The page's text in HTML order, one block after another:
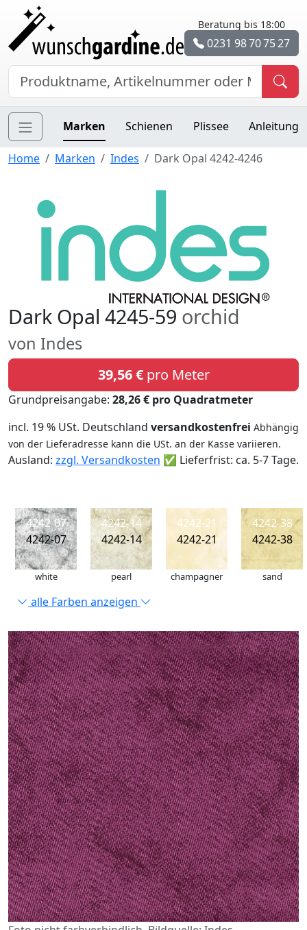
Beratung bis 18:00
0231 98 70 75 27
Marken Schienen Plissee Anleitung
Home Marken Indes Dark Opal 4242-4246
Dark Opal 4245-59 orchid
von Indes
39,56 €pro Meter
Grundpreisangabe: 28,26 € pro Quadratmeter
incl. 19 % USt. Deutschland versandkostenfrei Abhängig
von der Lieferadresse kann die USt. an der Kasse variieren.
Ausland: zzgl. Versandkosten ✅ Lieferfrist: ca. 5-7 Tage.
4242-07
4242-07
white
4242-14
4242-14
pearl
4242-21
4242-21
champagner
4242-38
4242-38
sand
alle Farben anzeigen